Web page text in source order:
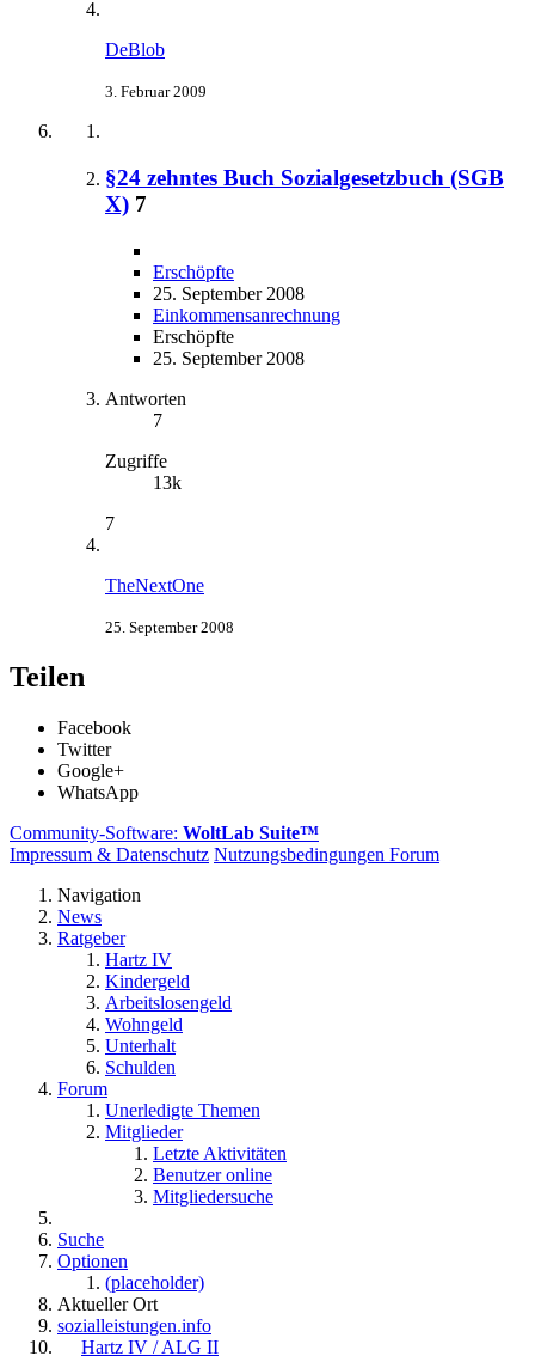
DeBlob
3. Februar 2009
§24 zehntes Buch Sozialgesetzbuch (SGB
X) 7
Erschöpfte
25. September 2008
Einkommensanrechnung
Erschöpfte
25. September 2008
Antworten
7
Zugriffe
13k
7
TheNextOne
25. September 2008
Teilen
Facebook
Twitter
Google+
WhatsApp
Community-Software: WoltLab Suite™
Impressum & Datenschutz Nutzungsbedingungen Forum
Navigation
News
Ratgeber
Hartz IV
Kindergeld
Arbeitslosengeld
Wohngeld
Unterhalt
Schulden
Forum
Unerledigte Themen
Mitglieder
Letzte Aktivitäten
Benutzer online
Mitgliedersuche
Suche
Optionen
(placeholder)
Aktueller Ort
sozialleistungen.info
Hartz IV / ALG II